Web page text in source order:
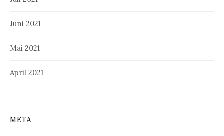
Juni 2021
Mai 2021
April 2021
META